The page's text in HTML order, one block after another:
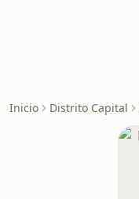
Inicio Distrito Capital